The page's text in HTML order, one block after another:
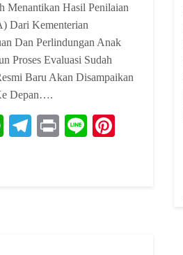
Menantikan Hasil Penilaian
Dari Kementerian
Dan Perlindungan Anak
Proses Evaluasi Sudah
Baru Akan Disampaikan
Depan….
WhatsApp
Telegram
PrintLine